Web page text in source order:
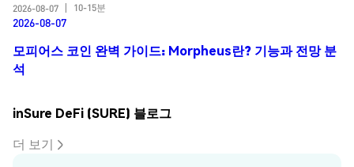
2026-08-07
10-15분
2026-08-07
모피어스 코인 완벽 가이드: Morpheus란? 기능과 전망 분
석
inSure DeFi (SURE) 블로그
더 보기